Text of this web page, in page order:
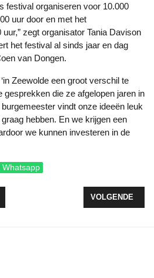
festival organiseren voor 10.000
uur door en met het
zegt organisator Tania Davison
het festival al sinds jaar en dag
van Dongen.
gesprekken die ze afgelopen jaren in
vindt onze ideeën leuk
hebben. En we krijgen een
we kunnen investeren in de
Whatsapp
FLEVOLANDER IS TE DIK EN
VOLGENDE
VOLGENDE